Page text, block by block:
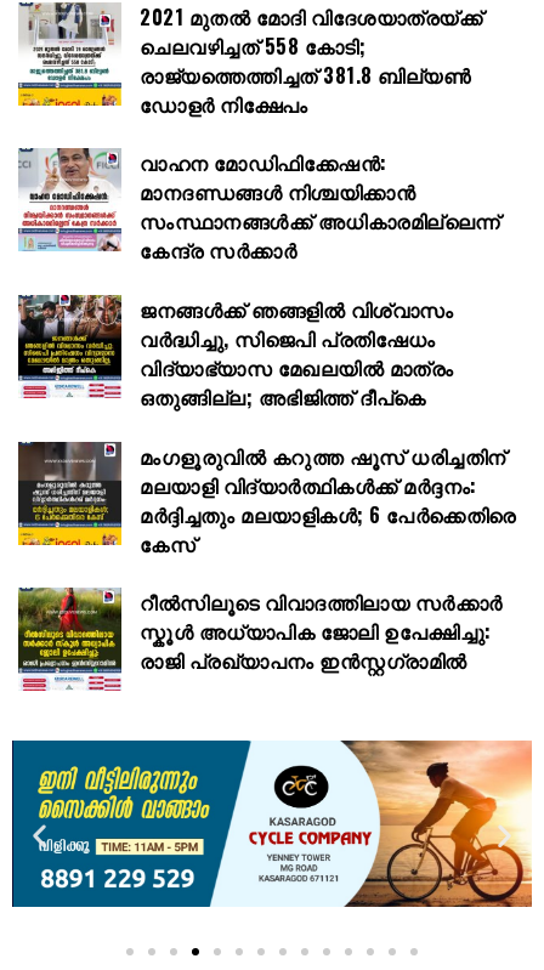
2021 മുതൽ മോദി വിദേശയാത്രയ്ക്ക്
ചെലവഴിച്ചത് 558 കോടി;
രാജ്യത്തെത്തിച്ചത് 381.8 ബില്യൺ
ഡോളർ നിക്ഷേപം
വാഹന മോഡിഫിക്കേഷൻ:
മാനദണ്ഡങ്ങൾ നിശ്ചയിക്കാൻ
സംസ്ഥാനങ്ങൾക്ക് അധികാരമില്ലെന്ന്
കേന്ദ്ര സർക്കാർ
ജനങ്ങൾക്ക് ഞങ്ങളിൽ വിശ്വാസം
വർദ്ധിച്ചു, സിജെപി പ്രതിഷേധം
വിദ്യാഭ്യാസ മേഖലയിൽ മാത്രം
ഒതുങ്ങില്ല; അഭിജിത്ത് ദീപ്കെ
മംഗളൂരുവിൽ കറുത്ത ഷൂസ് ധരിച്ചതിന്
മലയാളി വിദ്യാർത്ഥികൾക്ക് മർദ്ദനം:
മർദ്ദിച്ചതും മലയാളികൾ; 6 പേർക്കെതിരെ
കേസ്
റീൽസിലൂടെ വിവാദത്തിലായ സർക്കാർ
സ്കൂൾ അധ്യാപിക ജോലി ഉപേക്ഷിച്ചു:
രാജി പ്രഖ്യാപനം ഇൻസ്റ്റഗ്രാമിൽ